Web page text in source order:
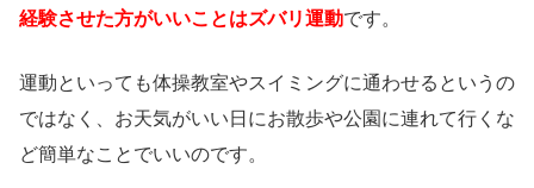
経験させた方がいいことはズバリ運動です。
運動といっても体操教室やスイミングに通わせるというの
ではなく、お天気がいい日にお散歩や公園に連れて行くな
ど簡単なことでいいのです。